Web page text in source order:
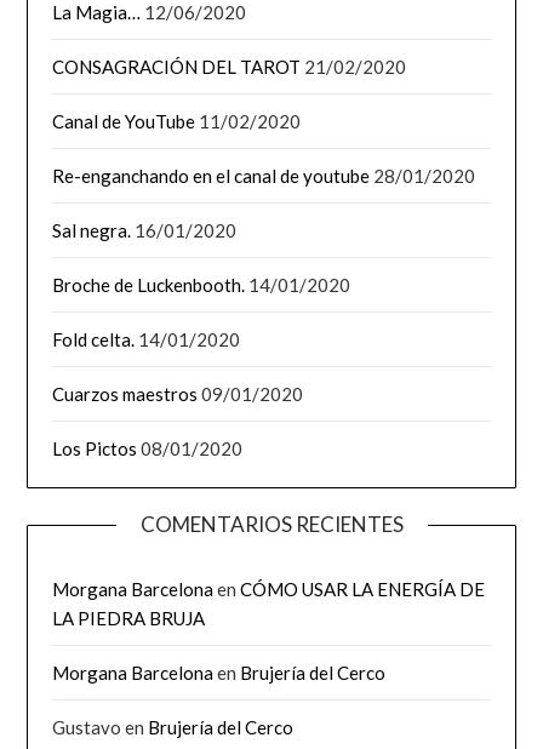
La Magia… 12/06/2020
CONSAGRACIÓN DEL TAROT 21/02/2020
Canal de YouTube 11/02/2020
Re-enganchando en el canal de youtube 28/01/2020
Sal negra. 16/01/2020
Broche de Luckenbooth. 14/01/2020
Fold celta. 14/01/2020
Cuarzos maestros 09/01/2020
Los Pictos 08/01/2020
COMENTARIOS RECIENTES
Morgana BarcelonaenCÓMO USAR LA ENERGÍA DE
LA PIEDRA BRUJA
Morgana Barcelonaen Brujería del Cerco
Gustavo en Brujería del Cerco